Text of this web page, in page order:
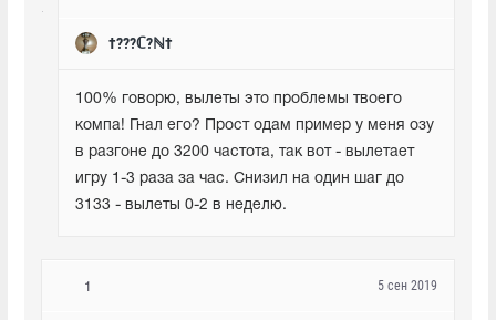
†???ℂ?ℕ†
100% говорю, вылеты это проблемы твоего
компа! Гнал его? Прост одам пример у меня озу
в разгоне до 3200 частота, так вот - вылетает
игру 1-3 раза за час. Снизил на один шаг до
3133 - вылеты 0-2 в неделю.
1 5 сен 2019